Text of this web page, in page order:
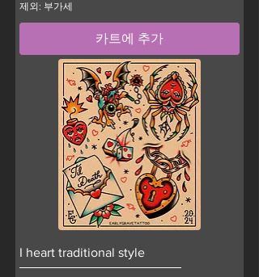
제외: 부가세
카트에 추가
I heart traditional style